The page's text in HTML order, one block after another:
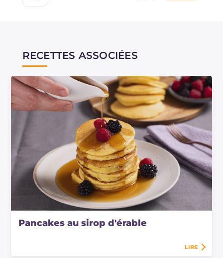
RECETTES ASSOCIÉES
Pancakes au sirop d'érable
LIRE